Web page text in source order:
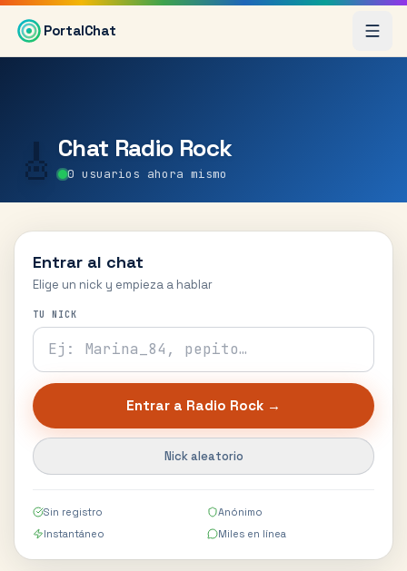
Saltar al contenido principal
PortalChat
🎸Chat Radio Rock
0 usuarios ahora mismo
Entrar al chat
Elige un nick y empieza a hablar
TU NICK
Entrar a Radio Rock →
Nick aleatorio
Sin registro
Anónimo
Instantáneo
Miles en línea